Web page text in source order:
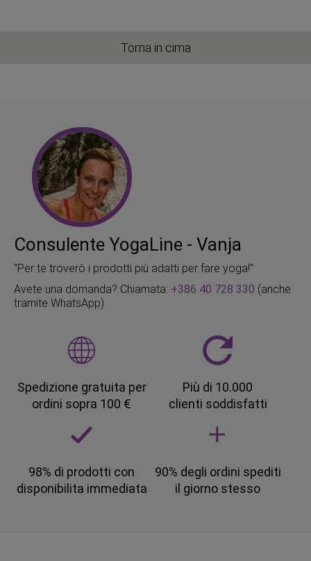
Torna in cima
Consulente YogaLine - Vanja
"Per te troverò i prodotti più adatti per fare yoga!"
Avete una domanda? Chiamata: +386 40 728 330 (anche
tramite WhatsApp)
Spedizione gratuita per
ordini sopra 100 €
Più di 10.000
clienti soddisfatti
98% di prodotti con
disponibilita immediata
90% degli ordini spediti
il giorno stesso